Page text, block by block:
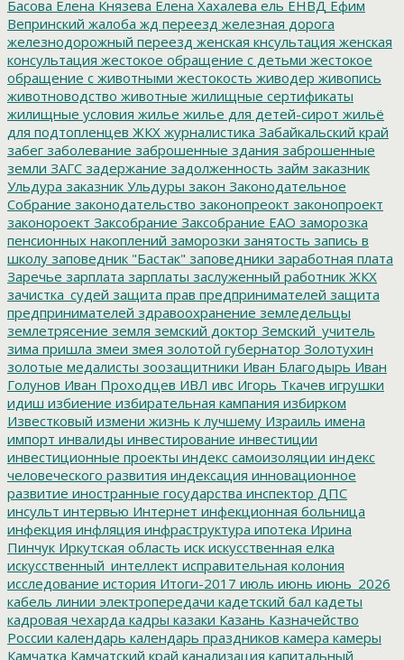
Басова Елена Князева Елена Хахалева ель ЕНВД Ефим
Вепринский жалоба жд переезд железная дорога
железнодорожный переезд женская кнсультация женская
консультация жестокое обращение с детьми жестокое
обращение с животными жестокость живодер живопись
животноводство животные жилищные сертификаты
жилищные условия жилье жилье для детей-сирот жильё
для подтопленцев ЖКХ журналистика Забайкальский край
забег заболевание заброшенные здания заброшенные
земли ЗАГС задержание задолженность займ заказник
Ульдура заказник Ульдуры закон Законодательное
Собрание законодательство законопреокт законопроект
законороект Заксобрание Заксобрание ЕАО заморозка
пенсионных накоплений заморозки занятость запись в
школу заповедник "Бастак" заповедники заработная плата
Заречье зарплата зарплаты заслуженный работник ЖКХ
зачистка_судей защита прав предпринимателей защита
предпринимателей здравоохранение земледельцы
землетрясение земля земский доктор Земский_учитель
зима пришла змеи змея золотой губернатор Золотухин
золотые медалисты зоозащитники Иван Благодырь Иван
Голунов Иван Проходцев ИВЛ ивс Игорь Ткачев игрушки
идиш избиение избирательная кампания избирком
Известковый измени жизнь к лучшему Израиль имена
импорт инвалиды инвестирование инвестиции
инвестиционные проекты индекс самоизоляции индекс
человеческого развития индексация инновационное
развитие иностранные государства инспектор ДПС
инсульт интервью Интернет инфекционная больница
инфекция инфляция инфраструктура ипотека Ирина
Пинчук Иркутская область иск искусственная елка
искусственный_интеллект исправительная колония
исследование история Итоги-2017 июль июнь июнь_2026
кабель линии электропередачи кадетский бал кадеты
кадровая чехарда кадры казаки Казань Казначейство
России календарь календарь праздников камера камеры
Камчатка Камчатский край канализация капитальный